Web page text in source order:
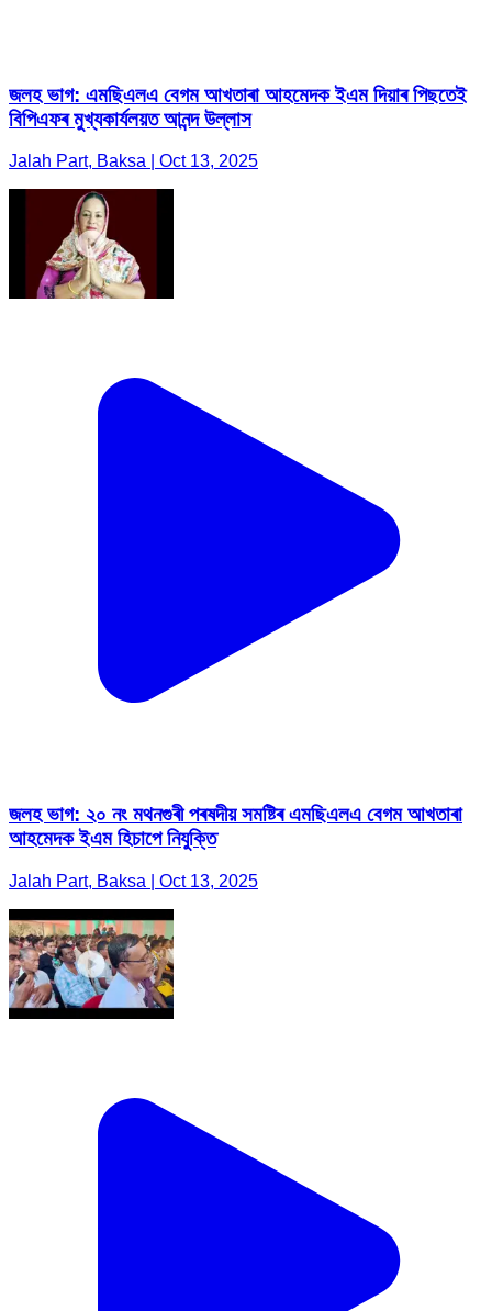
জলহ ভাগ: এমছিএলএ বেগম আখতাৰা আহমেদক ইএম দিয়াৰ পিছতেই
বিপিএফৰ মুখ্যকাৰ্যলয়ত আনন্দ উল্লাস
Jalah Part, Baksa | Oct 13, 2025
জলহ ভাগ: ২০ নং মথনগুৰী পৰষদীয় সমষ্টিৰ এমছিএলএ বেগম আখতাৰা
আহমেদক ইএম হিচাপে নিযুক্তি
Jalah Part, Baksa | Oct 13, 2025